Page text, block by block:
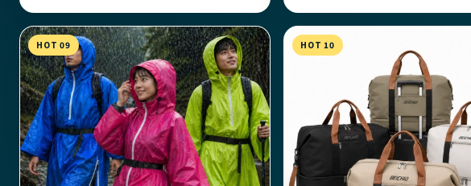
HOT 09 HOT 10